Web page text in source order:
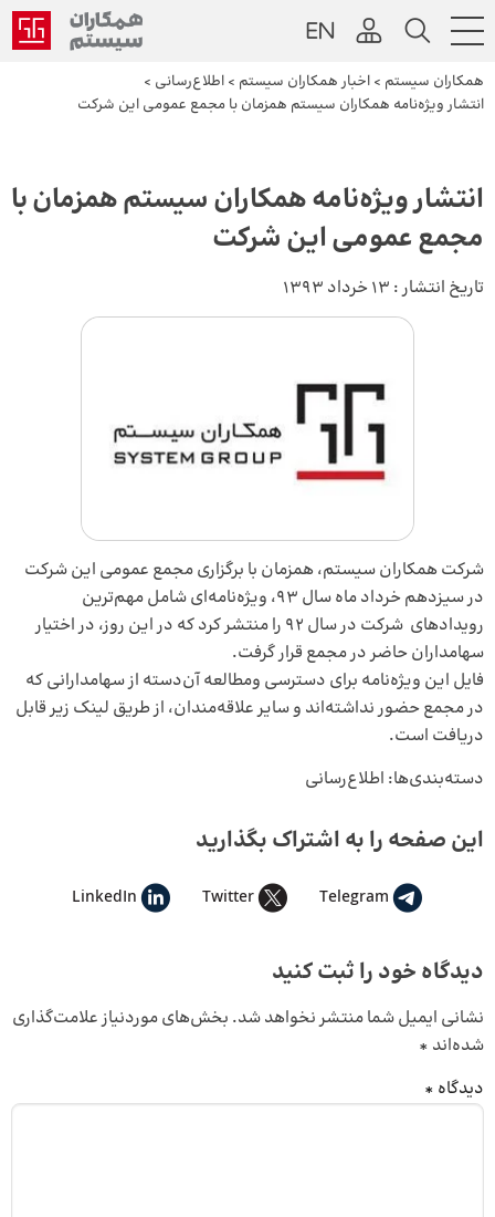
همکاران سیستم > اخبار همکاران سیستم > اطلاع‌رسانی >
انتشار ویژه‌نامه همکاران سیستم همزمان با مجمع عمومی این شرکت
انتشار ویژه‌نامه همکاران سیستم همزمان با
مجمع عمومی این شرکت
تاریخ انتشار : 13 خرداد 1393
شرکت همکاران سیستم، همزمان با برگزاری مجمع عمومی این شرکت
در سیزدهم خرداد ماه سال ۹۳، ویژه‌نامه‌ای شامل مهم‌ترین
رویدادهای شرکت در سال ۹۲ را منتشر کرد که در این روز، در اختیار
سهامداران حاضر در مجمع قرار گرفت.
فایل این ویژه‌نامه برای دسترسی ومطالعه آن‌دسته از سهامدارانی که
در مجمع حضور نداشته‌اند و سایر علاقه‌مندان، از طریق لینک زیر قابل
دریافت است.
دسته‌بندی‌ها: اطلاع‌رسانی
این صفحه را به اشتراک بگذارید
Telegram
Twitter
LinkedIn
دیدگاه خود را ثبت کنید
نشانی ایمیل شما منتشر نخواهد شد. بخش‌های موردنیاز علامت‌گذاری
شده‌اند *
دیدگاه *